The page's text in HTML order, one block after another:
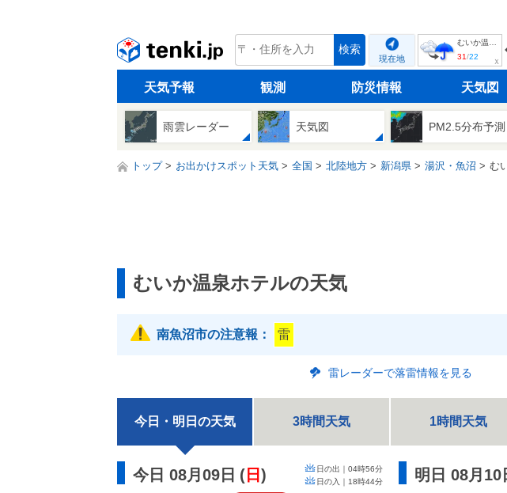
tenki.jp 検索
現在地
31/22 ｘ
天気予報 観測 防災情報 天気図
雨雲レーダー 天気図 PM2.5分布予測
トップ お出かけスポット天気 全国 北陸地方 新潟県 湯沢・魚沼 む
むいか温泉ホテルの天気
南魚沼市の注意報： 雷
雷レーダーで落雷情報を見る
今日・明日の天気 3時間天気 1時間天気
今日 08月09日 ( 日 ) 日の出｜ 04時56分
日の入｜ 18時44分 明日 08月10